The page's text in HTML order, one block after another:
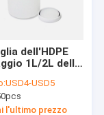
dell'HDPE
1L/2L della
chimica
USD4-USD5
l'ultimo prezzo